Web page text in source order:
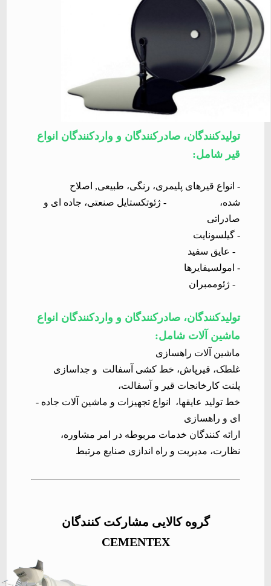
تولیدکنندگان، صادرکنندگان و واردکنندگان انواع
قیر شامل:
- انواع قیرهای پلیمری، رنگی، طبیعی, اصلاح
شده،
- ژئوتکستایل صنعتی، جاده ای و
صادراتی
- گیلسونایت
- عایق سفید
- امولسیفایرها
- ژئوممبران
تولیدکنندگان، صادرکنندگان و واردکنندگان انواع
ماشین آلات شامل:
ماشین­ آلات راهسازی
غلطک، قیرپاش، خط کشی آسفالت و جداسازی
پلنت کارخانجات قیر و آسفالت،
خط تولید عایق­ها، انواع تجهیزات و ماشین ­آلات جاده ­
ای و راهسازی
ارائه کنندگان خدمات مربوطه در امر مشاوره،
نظارت، مدیریت و راه اندازی صنایع مرتبط
گروه کالایی مشارکت کنندگان
CEMENTEX